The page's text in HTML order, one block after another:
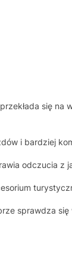
się
i bardziej
odczucia z
sprawdza